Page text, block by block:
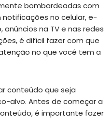
bombardeadas com
notificações no celular, e-
na TV e nas redes
é difícil fazer com que
no que você tem a
conteúdo que seja
alvo. Antes de começar a
é importante fazer